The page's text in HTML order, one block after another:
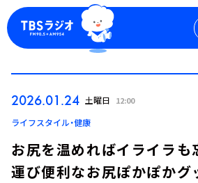
ログイン
2026.01.24 土曜日 12:00
ライフスタイル・健康
お尻を温めればイライラも
運び便利なお尻ぽかぽかグ